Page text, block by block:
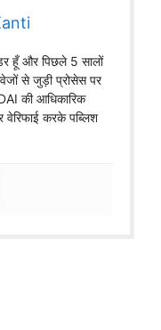
हूँ और पिछले 5 सालों
से जुड़ी प्रोसेस पर
की आधिकारिक
करके पब्लिश